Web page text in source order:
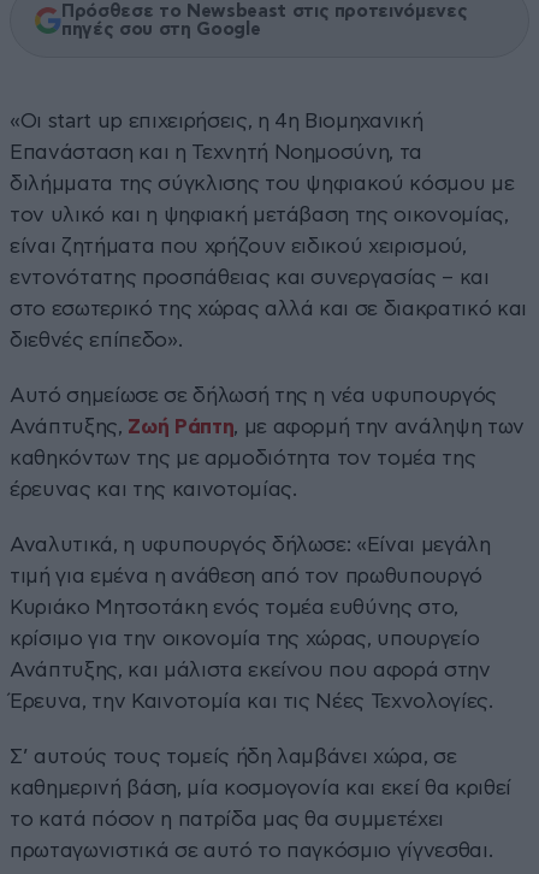
Πρόσθεσε το Newsbeast στις προτεινόμενες
πηγές σου στη Google
«Οι start up επιχειρήσεις, η 4η Βιομηχανική
Επανάσταση και η Τεχνητή Νοημοσύνη, τα
διλήμματα της σύγκλισης του ψηφιακού κόσμου με
τον υλικό και η ψηφιακή μετάβαση της οικονομίας,
είναι ζητήματα που χρήζουν ειδικού χειρισμού,
εντονότατης προσπάθειας και συνεργασίας – και
στο εσωτερικό της χώρας αλλά και σε διακρατικό και
διεθνές επίπεδο».
Αυτό σημείωσε σε δήλωσή της η νέα υφυπουργός
Ανάπτυξης, Ζωή Ράπτη, με αφορμή την ανάληψη των
καθηκόντων της με αρμοδιότητα τον τομέα της
έρευνας και της καινοτομίας.
Αναλυτικά, η υφυπουργός δήλωσε: «Είναι μεγάλη
τιμή για εμένα η ανάθεση από τον πρωθυπουργό
Κυριάκο Μητσοτάκη ενός τομέα ευθύνης στο,
κρίσιμο για την οικονομία της χώρας, υπουργείο
Ανάπτυξης, και μάλιστα εκείνου που αφορά στην
Έρευνα, την Καινοτομία και τις Νέες Τεχνολογίες.
Σ’ αυτούς τους τομείς ήδη λαμβάνει χώρα, σε
καθημερινή βάση, μία κοσμογονία και εκεί θα κριθεί
το κατά πόσον η πατρίδα μας θα συμμετέχει
πρωταγωνιστικά σε αυτό το παγκόσμιο γίγνεσθαι.